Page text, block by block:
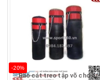
-20%
Bao cát treo tập võ cho bé